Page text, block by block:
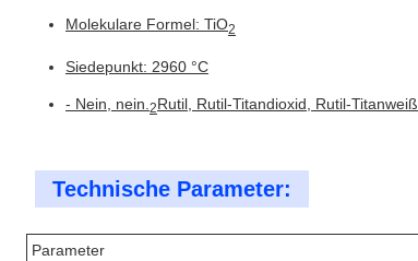
Molekulare Formel: TiO2
Siedepunkt: 2960 °C
- Nein, nein. 2Rutil, Rutil-Titandioxid, Rutil-Titanweiß
Technische Parameter:
Parameter